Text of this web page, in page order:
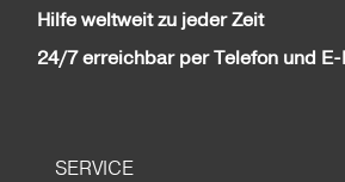
Hilfe weltweit zu jeder Zeit
24/7 erreichbar per Telefon und
SERVICE